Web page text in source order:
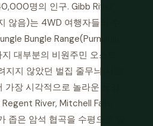
명의 인구. Gibb River
않음)는 4WD 여행자들의 주
Bungle Range(Purnululu
대부분의 비원주민 오스트
지 않았던 벌집 줄무늬 사암
장 시각적으로 놀라운 풍경
River, Mitchell Falls,
좁은 암석 협곡을 수평으로 밀